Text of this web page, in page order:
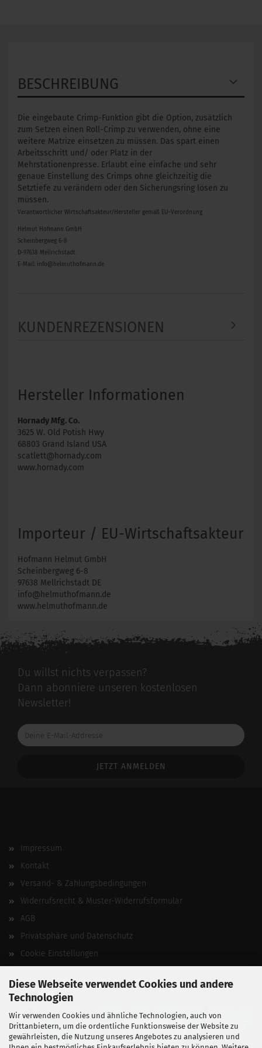
Diese Webseite verwendet Cookies und andere
Technologien
Wir verwenden Cookies und ähnliche Technologien, auch von
Drittanbietern, um die ordentliche Funktionsweise der Website zu
gewährleisten, die Nutzung unseres Angebotes zu analysieren und
BESCHREIBUNG
Die eingebaute Crimp-Funktion gibt die Option, zusätzlich
zum Setzen einen Roll-Crimp zu verwenden, ohne eine
weitere Matrize einsetzen zu müssen. Das spart einen
Arbeitsschritt und/ oder Platz in der
Mehrstationenpresse. Erlaubt eine einfache und sehr
genaue Einstellung des Crimps ohne gleichzeitig die
Setztiefe zu verändern oder den Sicherungsring lösen zu
müssen.
Verantwortlicher Wirtschaftsakteur/Hersteller gemäß EU-Verordnung
Helmut Hofmann GmbH
Scheinbergweg 6-8
D-97638 Mellrichstadt
E-Mail: info@helmuthofmann.de
KUNDENREZENSIONEN
Hersteller Informationen
Hornady Mfg. Co.
3625 W. Old Potish Hwy
68803 Grand Island USA
scatlett@hornady.com
www.hornady.com
Importeur / EU-Wirtschaftsakteur
Hofmann Helmut GmbH
Scheinbergweg 6-8
97638 Mellrichstadt DE
info@helmuthofmann.de
www.helmuthofmann.de
Du willst nichts verpassen?
Dann abonniere unseren kostenlosen
Newsletter!
Deine
E-
Impressum
Kontakt
Versand- & Zahlungsbedingungen
Widerrufsrecht & Muster-Widerrufsformular
AGB
Privatsphäre und Datenschutz
Cookie Einstellungen
Vertrag widerrufen